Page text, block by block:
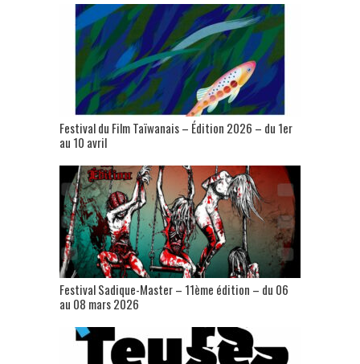
Festival du Film Taïwanais – Édition 2026 – du 1er
au 10 avril
Festival Sadique-Master – 11ème édition – du 06
au 08 mars 2026